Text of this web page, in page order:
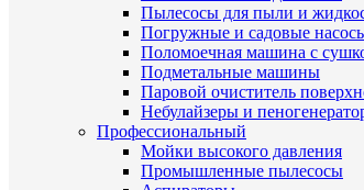
Пылесосы для пыли и
Погружные и садовые
Поломоечная машина с
Подметальные машины
Паровой очиститель
Небулайзеры и
Профессиональный
Мойки высокого давления
Промышленные пылесосы